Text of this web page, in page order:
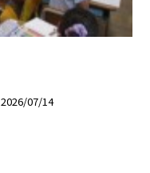
2026/07/14